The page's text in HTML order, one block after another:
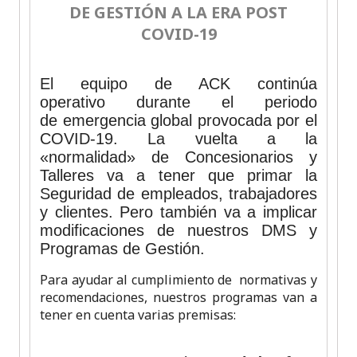
DE GESTIÓN A LA ERA POST
COVID-19
El equipo de ACK continúa
operativo durante el periodo
de emergencia global provocada por el
COVID-19. La vuelta a la
«normalidad» de Concesionarios y
Talleres va a tener que primar la
Seguridad de empleados, trabajadores
y clientes. Pero también va a implicar
modificaciones de nuestros DMS y
Programas de Gestión.
Para ayudar al cumplimiento de normativas y
recomendaciones, nuestros programas van a
tener en cuenta varias premisas: